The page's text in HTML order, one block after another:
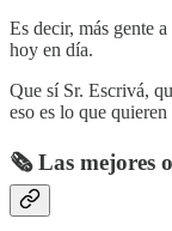
Es decir, más gente
hoy en día.
Que sí Sr. Escrivá,
eso es lo que quieren
🗞️ Las mejores